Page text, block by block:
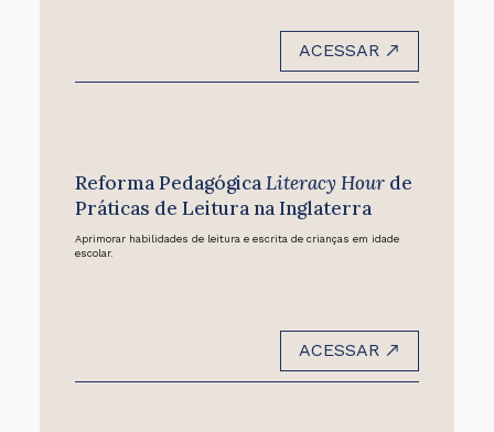
ACESSAR
Reforma PedagógicaLiteracy Hourde
Práticas de Leitura na Inglaterra
Aprimorar habilidades de leitura e escrita de crianças em idade
escolar.
ACESSAR